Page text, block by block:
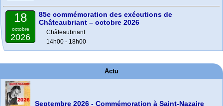
18
octobre
2026
85e commémoration des exécutions de
Châteaubriant – octobre 2026
Châteaubriant
14h00 - 18h00
Actu
Septembre 2026 - Commémoration à Saint-Nazaire